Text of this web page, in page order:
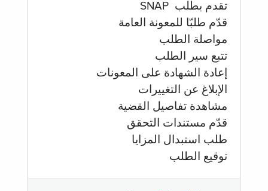
تقدم بطلب SNAP
قدّم طلبّا للمعونة العامة
مواصلة الطلب
تتبع سير الطلب
إعادة الشهادة على المعونات
الإبلاغ عن التغييرات
مشاهدة تفاصيل القضية
قدّم مستندات التحقق
طلب استبدال المزايا
توقيع الطلب